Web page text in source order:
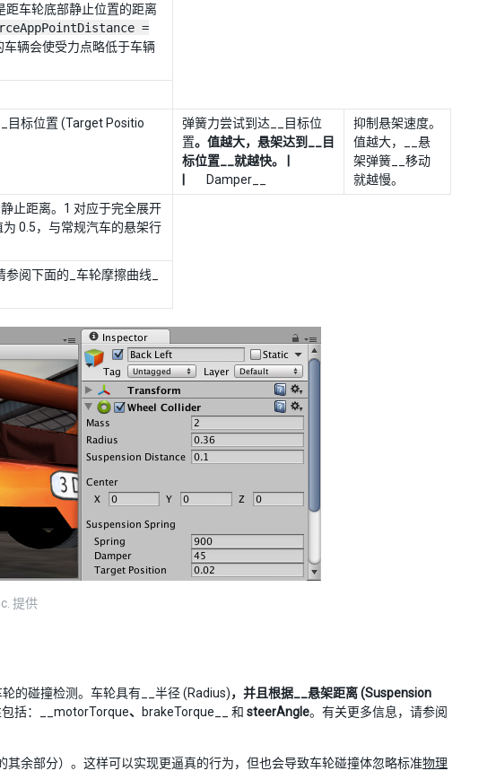
距车轮底部静止位置的距离
=
辆会使受力点略低于车辆
目标位置 (Target Positio
弹簧力尝试到达__目标位
置。值越大，悬架达到__目
标位置__就越快。 |
Damper__
抑制悬架速度。
值越大，__悬
架弹簧__移动
就越慢。
止距离。1 对应于完全展开
0.5，与常规汽车的悬架行
阅下面的_车轮摩擦曲线_
提供
的碰撞检测。车轮具有__半径 (Radius)，并且根据__悬架距离 (Suspension
括：__motorTorque、 brakeTorque__ 和 steerAngle。有关更多信息，请参阅
余部分）。这样可以实现更逼真的行为，但也会导致车轮碰撞体忽略标准物理